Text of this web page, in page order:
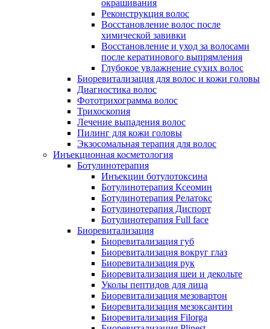
окрашивания
Реконструкция волос
Восстановление волос после
химической завивки
Восстановление и уход за волосами
после кератинового выпрямления
Глубокое увлажнение сухих волос
Биоревитализация для волос и кожи головы
Диагностика волос
Фототрихограмма волос
Трихоскопия
Лечение выпадения волос
Пилинг для кожи головы
Экзосомальная терапия для волос
Инъекционная косметология
Ботулинотерапия
Инъекции ботулотоксина
Ботулинотерапия Ксеомин
Ботулинотерапия Релатокс
Ботулинотерапия Диспорт
Ботулинотерапия Full face
Биоревитализация
Биоревитализация губ
Биоревитализация вокруг глаз
Биоревитализация рук
Биоревитализация шеи и декольте
Уколы пептидов для лица
Биоревитализация мезовартон
Биоревитализация мезоксантин
Биоревитализация Filorga